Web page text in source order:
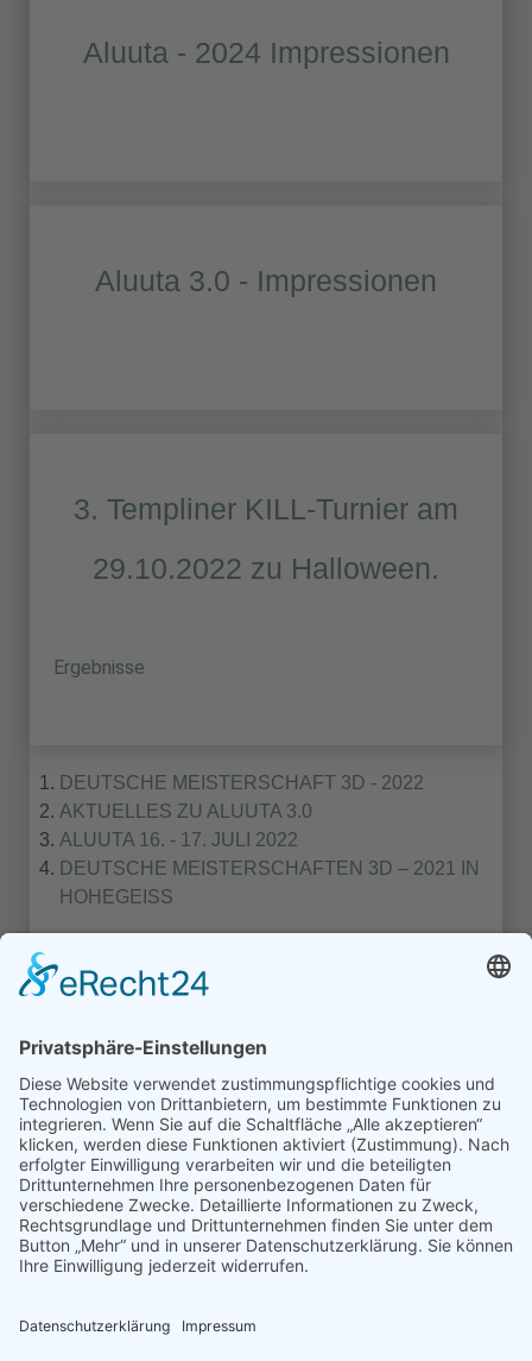
Aluuta - 2024 Impressionen
Aluuta 3.0 - Impressionen
3. Templiner KILL-Turnier am
29.10.2022 zu Halloween.
Ergebnisse
DEUTSCHE MEISTERSCHAFT 3D - 2022
AKTUELLES ZU ALUUTA 3.0
ALUUTA 16. - 17. JULI 2022
DEUTSCHE MEISTERSCHAFTEN 3D – 2021 IN
HOHEGEISS
Turniere Extern
Turniere in Templin
Turniere Nordmans CUP